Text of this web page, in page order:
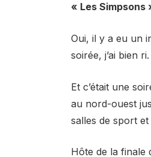
« Les Simpsons
Oui, il y a eu un
soirée, j’ai bien ri.
Et c’était une
au nord-ouest
salles de sport
Hôte de la finale